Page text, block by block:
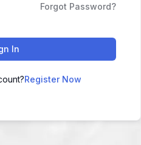
Forgot Password?
In
Register Now